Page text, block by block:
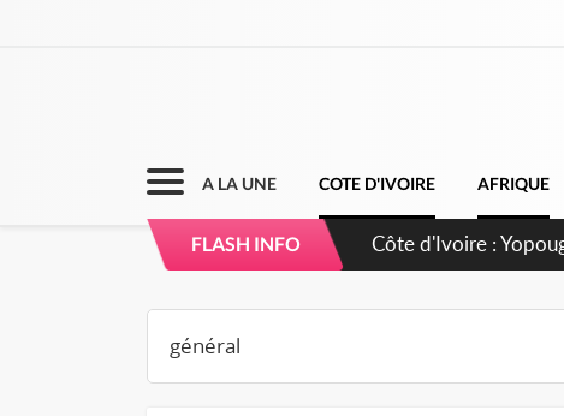
A LA UNE COTE D'IVOIRE AFRIQUE
FLASH INFO
Côte d'Ivoire :